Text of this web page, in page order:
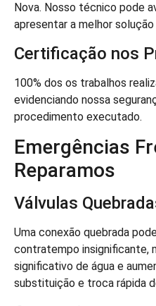
Nova. Nosso técnico pode
apresentar a melhor
Certificação nos
100% dos os trabalhos
evidenciando nossa
procedimento executado.
Emergências
Reparamos
Válvulas
Uma conexão quebrada
contratempo insignificante,
significativo de água e
substituição e troca rápida